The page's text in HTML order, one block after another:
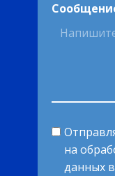
на
данных